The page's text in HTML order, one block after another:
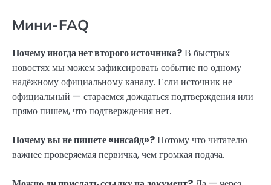
Мини-FAQ
Почему иногда нет второго источника?В быстрых
новостях мы можем зафиксировать событие по одному
надёжному официальному каналу. Если источник не
официальный — стараемся дождаться подтверждения или
прямо пишем, что подтверждения нет.
Почему вы не пишете «инсайд»?Потому что читателю
важнее проверяемая первичка, чем громкая подача.